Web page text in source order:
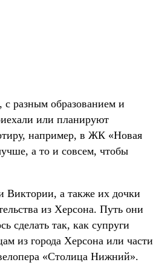
разным образованием и
или планируют
например, в ЖК «Новая
а то и совсем, чтобы
Виктории, а также их дочки
из Херсона. Путь они
сделать так, как супруги
из города Херсона или части
«Столица Нижний».